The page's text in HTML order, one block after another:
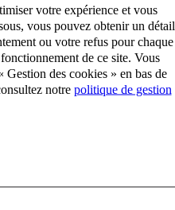
votre expérience et vous
vous pouvez obtenir un détail
ou votre refus pour chaque
de ce site. Vous
des cookies » en bas de
notre politique de gestion